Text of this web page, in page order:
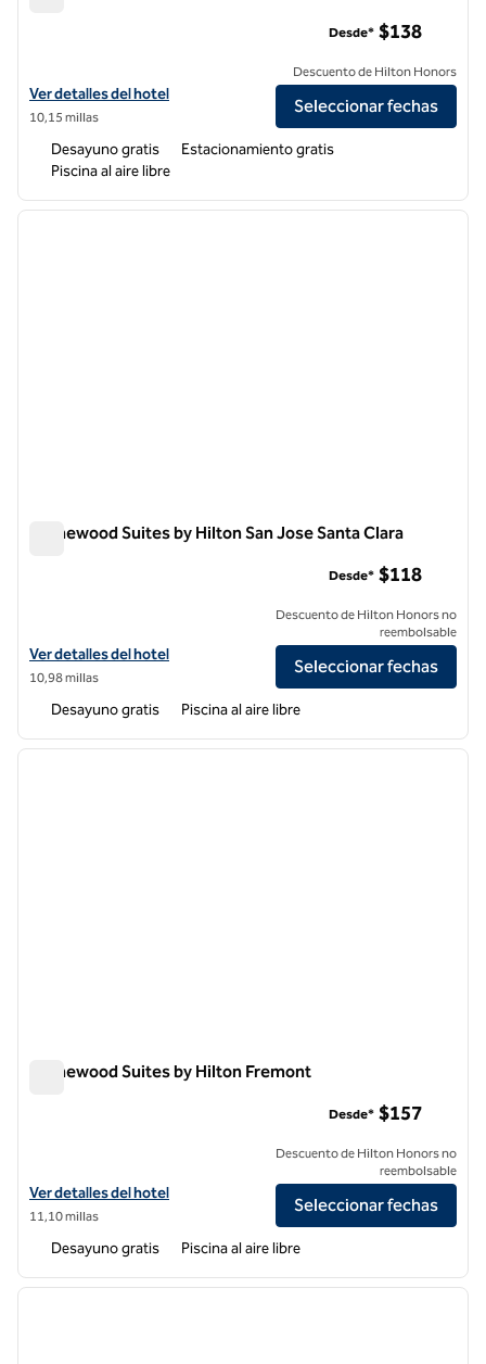
Ver detalles del hotel Homewood Suites by Hilton Newark-Fremont
Ver detalles del hotel
10,15 millas
Desde* $138
Descuento de Hilton Honors
Seleccionar fechas
Desayuno gratis
Estacionamiento gratis
Piscina al aire libre
1 de 12
Homewood Suites by Hilton San Jose Santa Clara
Ver detalles del hotel Homewood Suites by Hilton San Jose Santa
Ver detalles del hotel
10,98 millas
Desde* $118
Descuento de Hilton Honors no
reembolsable
Seleccionar fechas
Desayuno gratis Piscina al aire libre
1 de 12
Homewood Suites by Hilton Fremont
Ver detalles del hotel Homewood Suites by Hilton Fremont
Ver detalles del hotel
11,10 millas
Desde* $157
Descuento de Hilton Honors no
reembolsable
Seleccionar fechas
Desayuno gratis Piscina al aire libre
1 de 12